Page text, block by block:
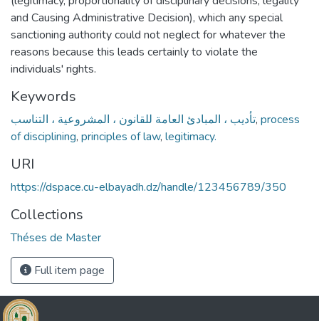
and Causing Administrative Decision), which any special
sanctioning authority could not neglect for whatever the
reasons because this leads certainly to violate the
individuals' rights.
Keywords
تأديب ، المبادئ العامة للقانون ، المشروعية ، التناسب, process
of disciplining, principles of law, legitimacy.
URI
https://dspace.cu-elbayadh.dz/handle/123456789/350
Collections
Théses de Master
Full item page